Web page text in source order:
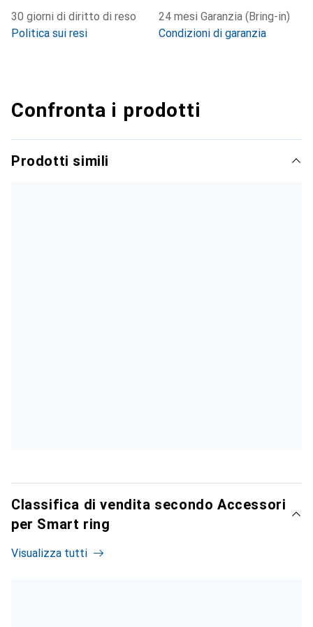
30 giorni di diritto di reso
Politica sui resi
24 mesi Garanzia (Bring-in)
Condizioni di garanzia
Confronta i prodotti
Prodotti simili
Classifica di vendita secondo Accessori
per Smart ring
Visualizza tutti